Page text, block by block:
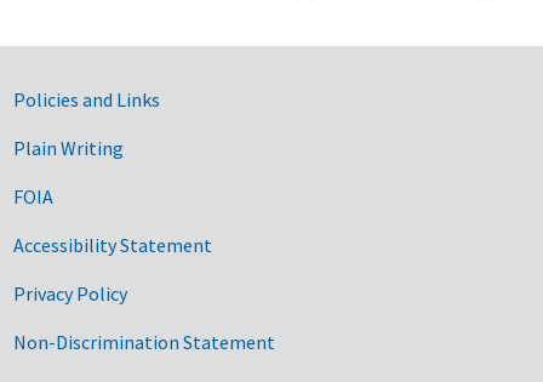
Government Links
Policies and Links
Plain Writing
FOIA
Accessibility Statement
Privacy Policy
Non-Discrimination Statement